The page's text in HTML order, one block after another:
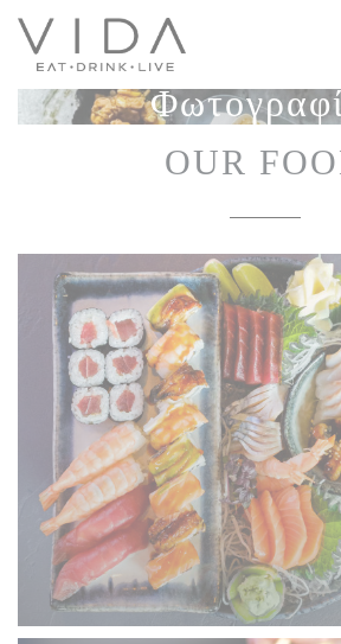
Πίνακας διαχείρισης "Μπισκότων" (Cookies)
OUR